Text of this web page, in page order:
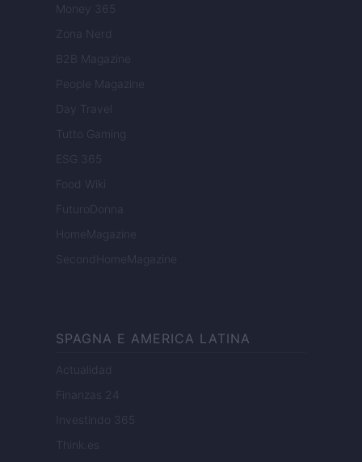
Money 365
Zona Nerd
B2B Magazine
People Magazine
Day Travel
Tutto Gaming
ESG 365
Food Wiki
FuturoDonna
HomeMagazine
SecondHomeMagazine
SPAGNA E AMERICA LATINA
Actualidad
Finanzas 24
Investindo 365
Think.es